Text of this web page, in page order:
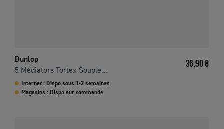
Dunlop
5 Médiators Tortex Souple...
Prix
36,90 €
Internet : Dispo sous 1-2 semaines
Magasins : Dispo sur commande